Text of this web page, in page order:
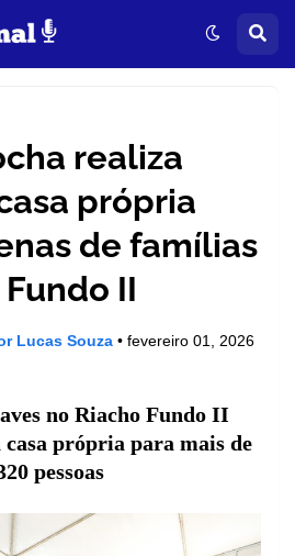
realiza
própria
de famílias
II
Lucas Souza • fevereiro 01, 2026
no Riacho Fundo II
casa própria para mais de
pessoas